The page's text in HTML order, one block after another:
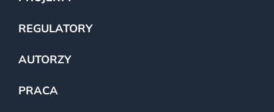
REGULATORY
AUTORZY
PRACA